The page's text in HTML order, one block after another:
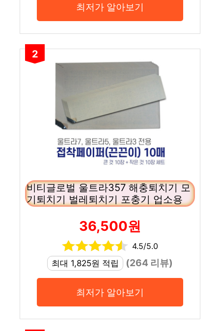
최저가 알아보기
2
비티글로벌 울트라357 해충퇴치기 모
기퇴치기 벌레퇴치기 포충기 업소용
36,500원
4.5/5.0
최대 1,825원 적립
(264 리뷰)
최저가 알아보기